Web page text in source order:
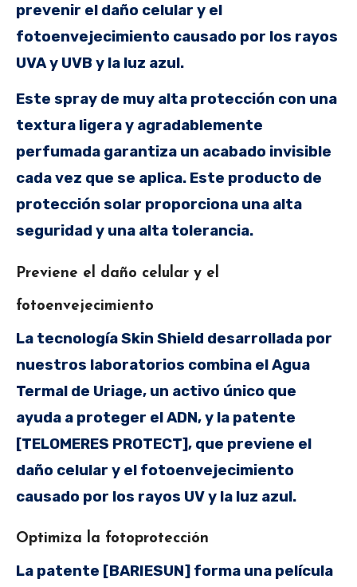
prevenir el daño celular y el
fotoenvejecimiento causado por los rayos
UVA y UVB y la luz azul.
Este spray de muy alta protección con una
textura ligera y agradablemente
perfumada garantiza un acabado invisible
cada vez que se aplica. Este producto de
protección solar proporciona una alta
seguridad y una alta tolerancia.
Previene el daño celular y el
fotoenvejecimiento
La tecnología Skin Shield desarrollada por
nuestros laboratorios combina el Agua
Termal de Uriage, un activo único que
ayuda a proteger el ADN, y la patente
[TELOMERES PROTECT], que previene el
daño celular y el fotoenvejecimiento
causado por los rayos UV y la luz azul.
Optimiza la fotoprotección
La patente [BARIESUN] forma una película